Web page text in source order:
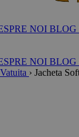
NOI BLOG
NOI BLOG
› Jacheta